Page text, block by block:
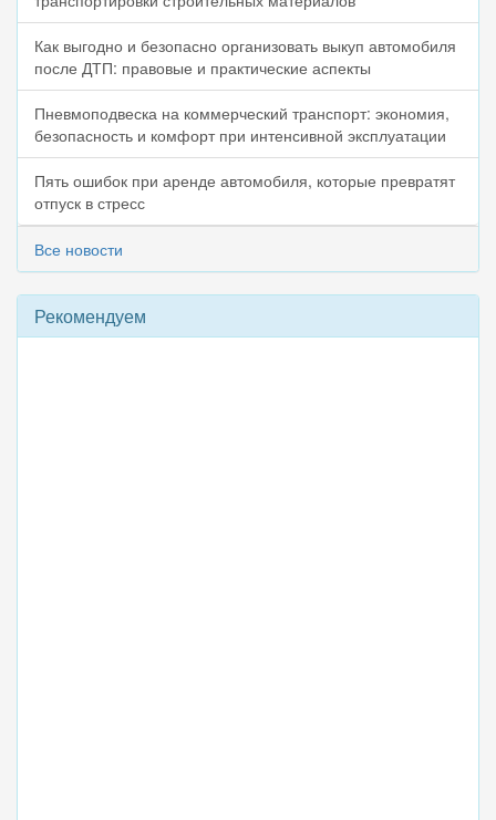
Как выгодно и безопасно организовать выкуп автомобиля
после ДТП: правовые и практические аспекты
Пневмоподвеска на коммерческий транспорт: экономия,
безопасность и комфорт при интенсивной эксплуатации
Пять ошибок при аренде автомобиля, которые превратят
отпуск в стресс
Все новости
Рекомендуем